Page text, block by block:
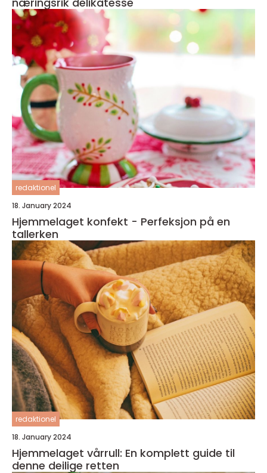
redaktionel
18. January 2024
Hjemmelaget konfekt - Perfeksjon på en
tallerken
redaktionel
18. January 2024
Hjemmelaget vårrull: En komplett guide til
denne deilige retten